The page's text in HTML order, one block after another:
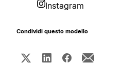
Instagram
Condividi questo modello